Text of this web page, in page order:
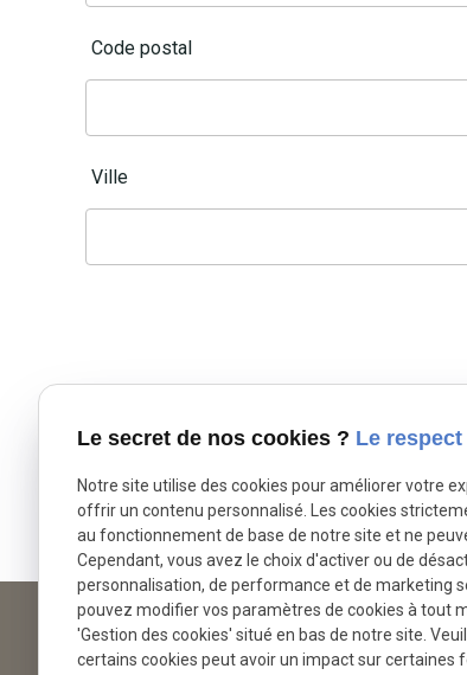
Code postal
Ville
*Champs requis
place
9 Place du Général de Gaulle
14220 THURY-HARCOURT
Le secret de nos cookies ? Le
Notre site utilise des cookies pour améliorer votre
offrir un contenu personnalisé. Les cookies
au fonctionnement de base de notre site et ne
Cependant, vous avez le choix d'activer ou de
personnalisation, de performance et de marketing
pouvez modifier vos paramètres de cookies à tout
'Gestion des cookies' situé en bas de notre site.
certains cookies peut avoir un impact sur certaines